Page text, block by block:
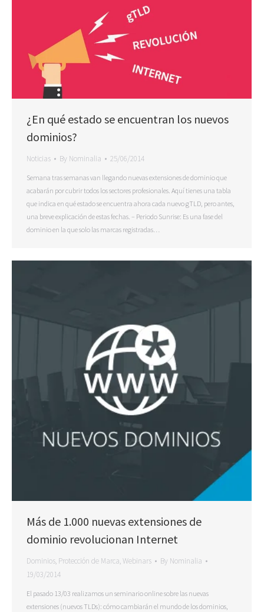
¿En qué estado se encuentran los nuevos
dominios?
Noticias By Nominalia 25/06/2014
Semana tras semanas van llegando nuevas extensiones de dominio que
acabarán por cubrir todos los sectores profesionales. Aquí tienes una tabla
que indica en qué estado se encuentra ahora cada nuevo gTLD, pero antes,
una breve explicación de estas fechas. – Periodo Sunrise: Es una fase del
dominio en la que solo las marcas registradas…
Más de 1.000 nuevas extensiones de
dominio revolucionan Internet
Dominios, Protección de Marca,Webinars By Nominalia
19/03/2014
El pasado 13/03 realizamos un seminario online sobre las nuevas
extensiones (nuevos TLDs): cómo cambiarán el mundo de los dominios,